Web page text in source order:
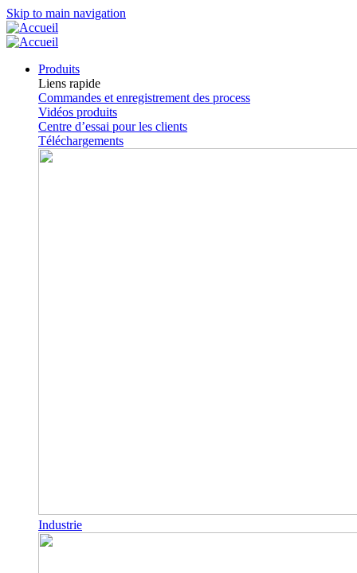
Skip to main navigation
Produits
Liens rapide
Commandes et enregistrement des process
Vidéos produits
Centre d’essai pour les clients
Téléchargements
Industrie